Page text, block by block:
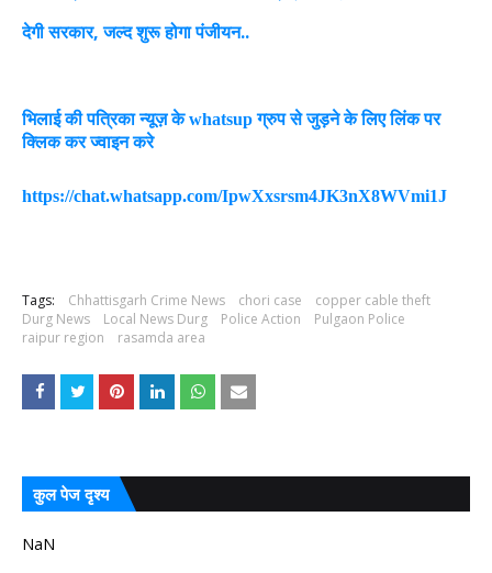
देगी सरकार, जल्द शुरू होगा पंजीयन..
भिलाई की पत्रिका न्यूज़ के whatsup ग्रुप से जुड़ने के लिए लिंक पर
क्लिक कर ज्वाइन करे
https://chat.whatsapp.com/IpwXxsrsm4JK3nX8WVmi1J
Tags: Chhattisgarh Crime News chori case
copper cable theft
Durg News
Local News Durg Police Action
Pulgaon Police
raipur region
rasamda area
कुल पेज दृश्य
NaN